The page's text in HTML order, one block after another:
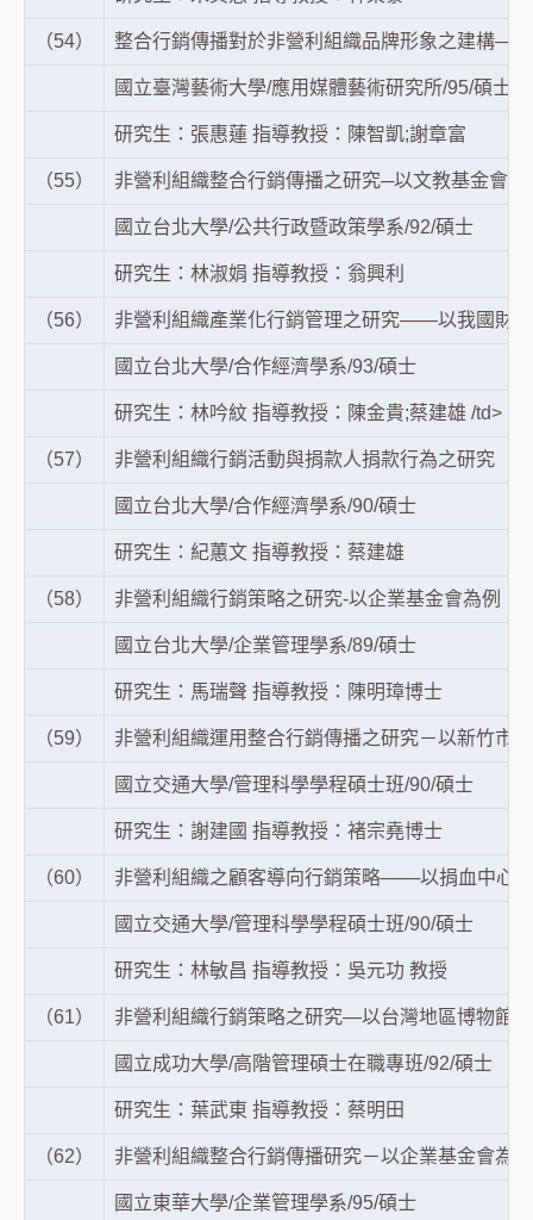
（54） 整合行銷傳播對於非營利組織品牌形象之建構—
國立臺灣藝術大學/應用媒體藝術研究所/95/碩士
研究生：張惠蓮 指導教授：陳智凱;謝章富
（55） 非營利組織整合行銷傳播之研究─以文教基金會為
國立台北大學/公共行政暨政策學系/92/碩士
研究生：林淑娟 指導教授：翁興利
（56） 非營利組織產業化行銷管理之研究——以我國財
國立台北大學/合作經濟學系/93/碩士
研究生：林吟紋 指導教授：陳金貴;蔡建雄 /td>
（57） 非營利組織行銷活動與捐款人捐款行為之研究
國立台北大學/合作經濟學系/90/碩士
研究生：紀蕙文 指導教授：蔡建雄
（58） 非營利組織行銷策略之研究-以企業基金會為例
國立台北大學/企業管理學系/89/碩士
研究生：馬瑞聲 指導教授：陳明璋博士
（59） 非營利組織運用整合行銷傳播之研究－以新竹市
國立交通大學/管理科學學程碩士班/90/碩士
研究生：謝建國 指導教授：褚宗堯博士
（60） 非營利組織之顧客導向行銷策略───以捐血中心
國立交通大學/管理科學學程碩士班/90/碩士
研究生：林敏昌 指導教授：吳元功 教授
（61） 非營利組織行銷策略之研究—以台灣地區博物館
國立成功大學/高階管理碩士在職專班/92/碩士
研究生：葉武東 指導教授：蔡明田
（62） 非營利組織整合行銷傳播研究－以企業基金會為例
國立東華大學/企業管理學系/95/碩士